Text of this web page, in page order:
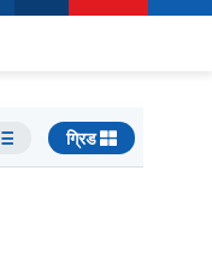
ग्रिड